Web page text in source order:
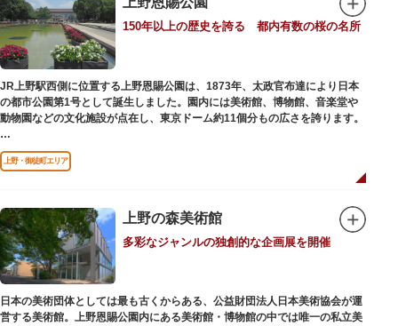
150年以上の歴史を誇る 都内有数の桜の名所
JR上野駅西側に位置する上野恩賜公園は、1873年、太政官布達により日本
の都市公園第1号として誕生しました。園内には美術館、博物館、音楽堂や
動物園などの文化施設が点在し、東京ドーム約11個分もの広さを誇ります。
ソメイヨシノやヤマザクラなど約1,200本の桜が植えられた園内は、桜の名
所としても有名。シーズンにはライトアップされた夜桜が一層風情を添え、
例年延べ330万人近い人出となります。不忍池（しのばずのいけ）は江戸時
ので、バードウォッチングを楽しむ人の姿も見られるスポットです。
美術館や博物館で国内外の芸術作品や文化・自然科学に触れたり、歴史の薫
りを感じながら史跡巡りを楽しんではいかがでしょうか。1日では見てまわ
りきれないほどの魅力にあふれた公園です。
上野・御徒町エリア
上野の森美術館
多彩なジャンルの独創的な企画展を開催
日本の美術団体としては最も古くからある、公益財団法人日本美術協会が運
営する美術館。上野恩賜公園内にある美術館・博物館の中では唯一の私立美